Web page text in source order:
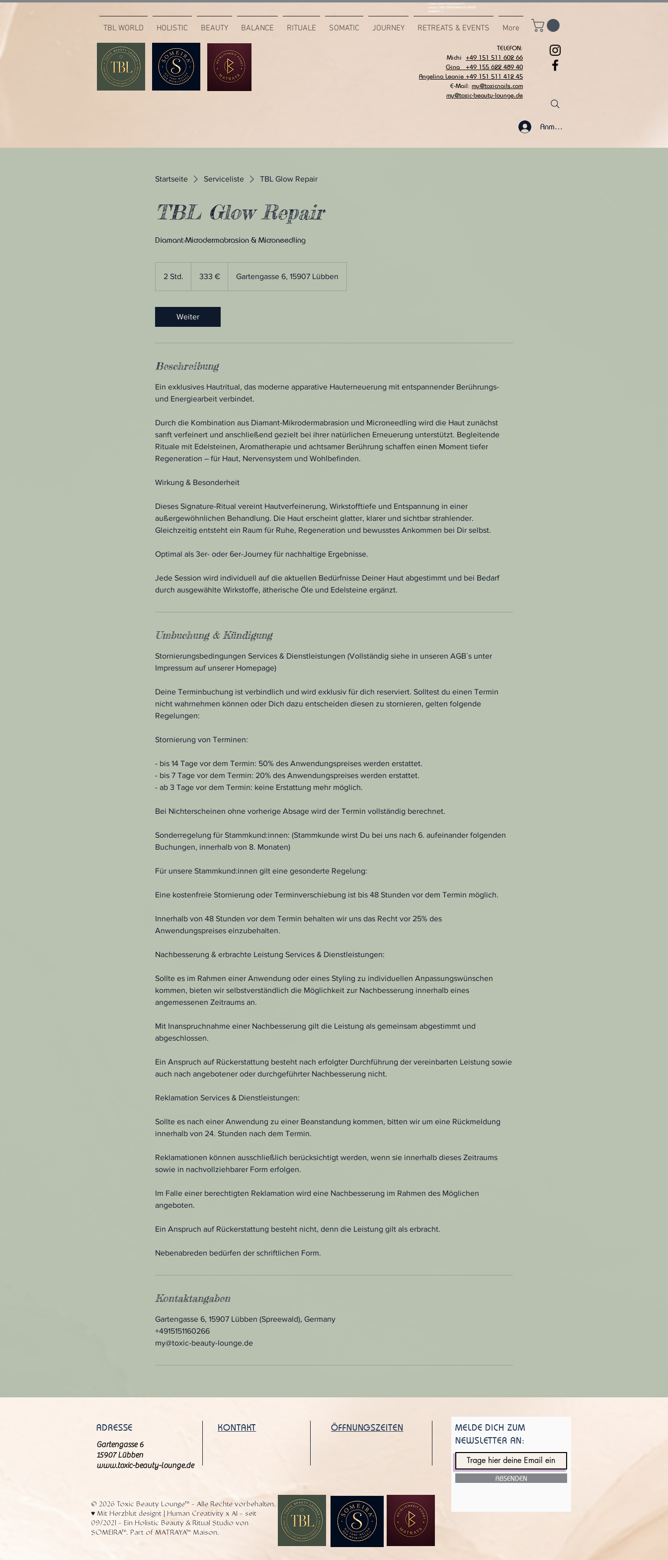
<meta name="msvalidate.01"
content="687C7942539BAEE65C1AF6DB
7F6B85CA" />
TBL WORLD HOLISTIC BEAUTY BALANCE RITUALE SOMATIC JOURNEY RETREATS & EVENTS More
TELEFON:
Michi +49 151 511 602 66
Gina +49 155 622 489 40
Angelina Leonie +49 151 511 412 45
E-Mail: my@toxicnails.com
my@toxic-beauty-lounge.de
Anmelden
Startseite Serviceliste TBL Glow Repair
TBL Glow Repair
Diamant-Microdermabrasion & Microneedling
2 Std. 333 € Gartengasse 6, 15907 Lübben
Weiter
Beschreibung
Ein exklusives Hautritual, das moderne apparative Hauterneuerung mit entspannender Berührungs-
und Energiearbeit verbindet.
Durch die Kombination aus Diamant-Mikrodermabrasion und Microneedling wird die Haut zunächst
sanft verfeinert und anschließend gezielt bei ihrer natürlichen Erneuerung unterstützt. Begleitende
Rituale mit Edelsteinen, Aromatherapie und achtsamer Berührung schaffen einen Moment tiefer
Regeneration – für Haut, Nervensystem und Wohlbefinden.
Wirkung & Besonderheit
Dieses Signature-Ritual vereint Hautverfeinerung, Wirkstofftiefe und Entspannung in einer
außergewöhnlichen Behandlung. Die Haut erscheint glatter, klarer und sichtbar strahlender.
Gleichzeitig entsteht ein Raum für Ruhe, Regeneration und bewusstes Ankommen bei Dir selbst.
Optimal als 3er- oder 6er-Journey für nachhaltige Ergebnisse.
Jede Session wird individuell auf die aktuellen Bedürfnisse Deiner Haut abgestimmt und bei Bedarf
durch ausgewählte Wirkstoffe, ätherische Öle und Edelsteine ergänzt.
Umbuchung & Kündigung
Stornierungsbedingungen Services & Dienstleistungen (Vollständig siehe in unseren AGB`s unter
Impressum auf unserer Homepage)
Deine Terminbuchung ist verbindlich und wird exklusiv für dich reserviert. Solltest du einen Termin
nicht wahrnehmen können oder Dich dazu entscheiden diesen zu stornieren, gelten folgende
Regelungen:
Stornierung von Terminen:
- bis 14 Tage vor dem Termin: 50% des Anwendungspreises werden erstattet.
- bis 7 Tage vor dem Termin: 20% des Anwendungspreises werden erstattet.
- ab 3 Tage vor dem Termin: keine Erstattung mehr möglich.
Bei Nichterscheinen ohne vorherige Absage wird der Termin vollständig berechnet.
Sonderregelung für Stammkund:innen: (Stammkunde wirst Du bei uns nach 6. aufeinander folgenden
Buchungen, innerhalb von 8. Monaten)
Für unsere Stammkund:innen gilt eine gesonderte Regelung:
Eine kostenfreie Stornierung oder Terminverschiebung ist bis 48 Stunden vor dem Termin möglich.
Innerhalb von 48 Stunden vor dem Termin behalten wir uns das Recht vor 25% des
Anwendungspreises einzubehalten.
Nachbesserung & erbrachte Leistung Services & Dienstleistungen:
Sollte es im Rahmen einer Anwendung oder eines Styling zu individuellen Anpassungswünschen
kommen, bieten wir selbstverständlich die Möglichkeit zur Nachbesserung innerhalb eines
angemessenen Zeitraums an.
Mit Inanspruchnahme einer Nachbesserung gilt die Leistung als gemeinsam abgestimmt und
abgeschlossen.
Ein Anspruch auf Rückerstattung besteht nach erfolgter Durchführung der vereinbarten Leistung sowie
auch nach angebotener oder durchgeführter Nachbesserung nicht.
Reklamation Services & Dienstleistungen:
Sollte es nach einer Anwendung zu einer Beanstandung kommen, bitten wir um eine Rückmeldung
innerhalb von 24. Stunden nach dem Termin.
Reklamationen können ausschließlich berücksichtigt werden, wenn sie innerhalb dieses Zeitraums
sowie in nachvollziehbarer Form erfolgen.
Im Falle einer berechtigten Reklamation wird eine Nachbesserung im Rahmen des Möglichen
angeboten.
Ein Anspruch auf Rückerstattung besteht nicht, denn die Leistung gilt als erbracht.
Nebenabreden bedürfen der schriftlichen Form.
Kontaktangaben
Gartengasse 6, 15907 Lübben (Spreewald), Germany
+4915151160266
my@toxic-beauty-lounge.de
ADRESSE
Gartengasse 6
15907 Lübben
www.toxic-beauty-lounge.de
KONTAKT ÖFFNUNGSZEITEN
© 2026 Toxic Beauty Lounge™ - Alle Rechte vorbehalten.
♥️ Mit Herzblut designt | Human Creativity x AI - seit
09/2021 - Ein Holistic Beauty & Ritual Studio von
SOMEIRA™. Part of MATRAYA™ Maison.
MELDE DICH ZUM
NEWSLETTER AN:
ABSENDEN